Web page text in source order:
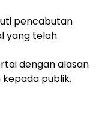
pencabutan
yang telah
dengan alasan
publik.